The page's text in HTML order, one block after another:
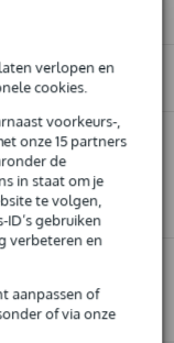
verlopen en
cookies.
voorkeurs-,
onze 15 partners
de
in staat om je
te volgen,
ID’s gebruiken
verbeteren en
aanpassen of
of via onze
300,- en max.
winkel
te kopen
defect
(662-686 MHz)
de check.